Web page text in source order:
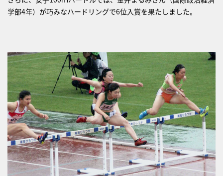
学部4年）が巧みなハードリングで6位入賞を果たしました。